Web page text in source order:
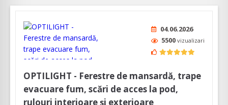
04.06.2026
5500 vizualizari
OPTILIGHT - Ferestre de mansardă, trape
evacuare fum, scări de acces la pod,
rulouri interioare și exterioare